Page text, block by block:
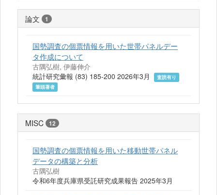
論文 1
国勢調査の個票情報を用いた世帯パネルデー
タ作成について
古隅弘樹, 伊藤伸介
統計研究彙報 (83) 185-200 2026年3月
査読有り
筆頭著者
MISC 12
国勢調査の個票情報を⽤いた移動世帯パネル
データの構築と分析
古隅弘樹
令和6年度兵庫県受託研究成果報告 2025年3月